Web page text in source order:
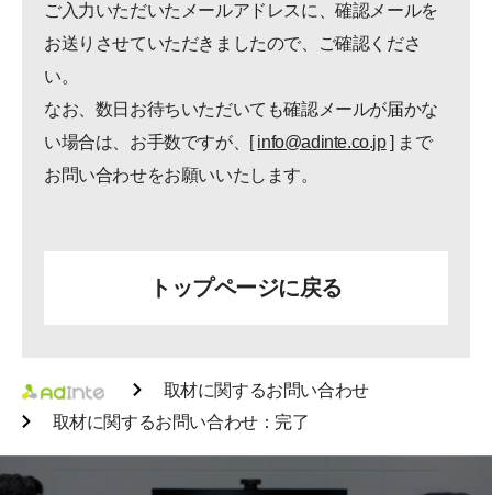
ご入力いただいたメールアドレスに、確認メールを
お送りさせていただきましたので、ご確認くださ
い。
なお、数日お待ちいただいても確認メールが届かな
い場合は、お手数ですが、
[info@adinte.co.jp] まで
お問い合わせをお願いいたします。
トップページに戻る
取材に関するお問い合わせ
取材に関するお問い合わせ：完了